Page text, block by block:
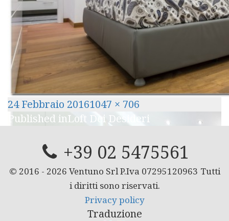
Posted
on
24 Febbraio 2016Full
size
1047 × 706
Navigazione
articoli
Published inLoft Dei Desideri
+39 02 5475561
© 2016 - 2026 Ventuno Srl P.Iva 07295120963 Tutti
i diritti sono riservati.
Privacy policy
Traduzione